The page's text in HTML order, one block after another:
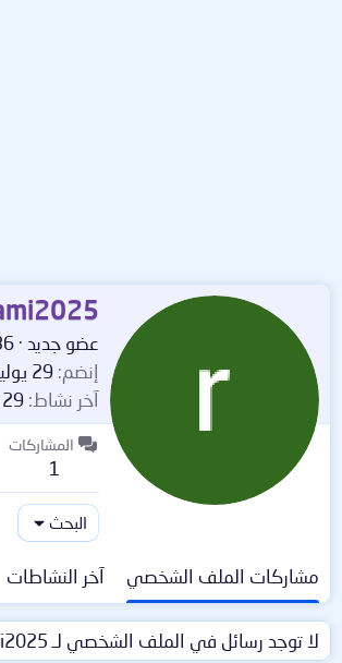
عضو جديد ·
إنضم 29 يوليو 2025
آخر نشاط 29 يوليو 2025
المشاركات
1
البحث
مشاركات الملف الشخصي آخر النشاطات
لا توجد رسائل في الملف الشخصي لـ Rami2025 حتى الآن.